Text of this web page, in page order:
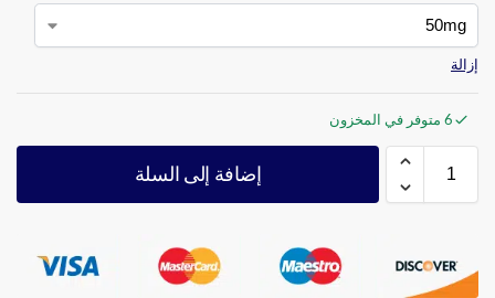
إزالة
6 متوفر في المخزون
إضافة إلى السلة